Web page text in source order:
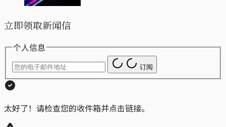
立即领取新闻信
个人信息
订阅
太好了！请检查您的收件箱并点击链接。